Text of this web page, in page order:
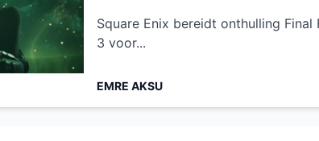
Square Enix bereidt onthulling Final
3 voor...
EMRE AKSU